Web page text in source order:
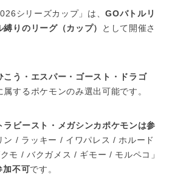
シリーズカップ」は、GOバトルリ
りのリーグ（カップ）
として開催さ
こう・エスパー・ゴースト・ドラゴ
属するポケモンのみ選出可能です。
ラビースト・メガシンカポケモンは参
ン / ラッキー / イワパレス / ホルード
モ / バクガメス / ギモー / モルペコ」
加不可です。